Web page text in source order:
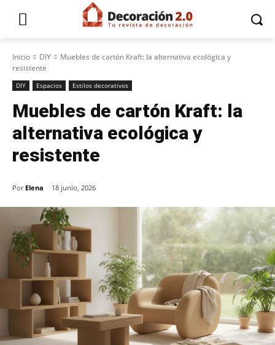
Inicio DIY
Muebles de cartón Kraft: la alternativa ecológica y
resistente
DIY Espacios Estilos decorativos
Muebles de cartón Kraft: la
alternativa ecológica y
resistente
Por Elena 18 junio, 2026